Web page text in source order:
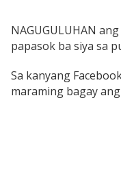
NAGUGULUHAN
papasok ba siya sa
Sa kanyang
maraming bagay